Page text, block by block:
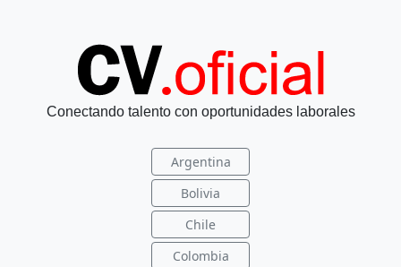
Conectando talento con oportunidades laborales
Argentina
Bolivia
Chile
Colombia